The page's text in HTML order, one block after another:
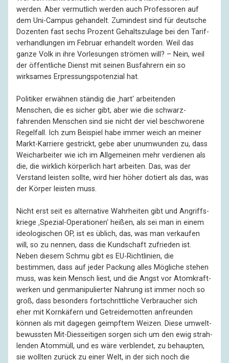
werden. Aber vermut­lich werden auch Profes­soren auf
dem Uni-Campus gehandelt. Zumindest sind für deutsche
Dozenten fast sechs Prozent Gehalts­zulage bei den Tarif­
verhand­lungen im Februar erhandelt worden. Weil das
ganze Volk in ihre Vorle­sungen strömen will? – Nein, weil
der öffent­liche Dienst mit seinen Bus­fahrern ein so
wirksames Erpres­sungs­potenzial hat.
Politiker erwähnen ständig die ‚hart‘ arbeiten­den
Menschen, die es sicher gibt, aber wie die schwarz­
fahrenden Menschen sind sie nicht der viel beschworene
Regelfall. Ich zum Beispiel habe immer weich an meiner
Markt-Karriere gestrickt, gebe aber unum­wunden zu, dass
Weich­arbeiter wie ich im Allge­meinen mehr verdienen als
die, die wirklich körper­lich hart arbeiten. Das, was der
Verstand leisten sollte, wird hier höher dotiert als das, was
der Körper leisten muss.
Nicht erst seit es alternative Wahr­heiten gibt und Angriffs­
kriege ‚Spezial-Operationen‘ heißen, als sei man in einem
ideo­logischen OP, ist es üblich, das, was man verkaufen
will, so zu nennen, dass die Kund­schaft zufrieden ist.
Neben diesem Schmu gibt es EU-Richtlinien, die
bestimmen, dass auf jeder Packung alles Mögliche stehen
muss, was kein Mensch liest, und die Angst vor Atom­kraft­
werken und genmani­pulierter Nahrung ist immer noch so
groß, dass besonders fort­schritt­liche Verbraucher sich
eher mit Kornkäfern und Getreide­motten anfreunden
können als mit dagegen geimpftem Weizen. Diese umwelt­
bewussten Mit-Dies­sei­tigen sorgen sich um den ewig strah­
lenden Atom­müll, und es wäre verblendet, zu behaupten,
sie wollten zurück zu einer Welt, in der sich noch die